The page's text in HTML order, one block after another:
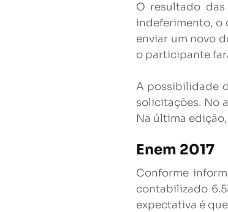
O resultado
indeferimento, o
enviar um novo
o participante
A possibilidade
solicitações. No
Na última
Enem 2017
Conforme
contabilizado
expectativa é